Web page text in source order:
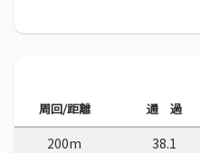
周回/距離 通 過
200m 38.1